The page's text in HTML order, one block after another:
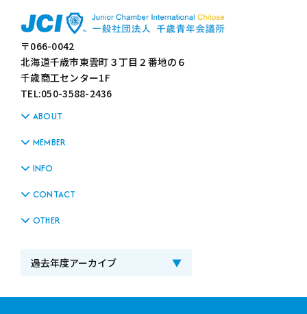
〒066-0042
北海道千歳市東雲町３丁目２番地の６
千歳商工センター1F
TEL:050-3588-2436
ABOUT
MEMBER
INFO
CONTACT
OTHER